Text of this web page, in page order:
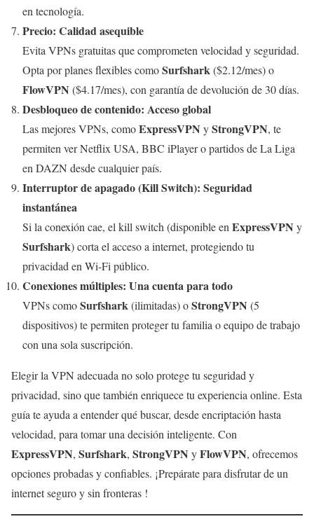
en tecnología.
Precio: Calidad asequible
Evita VPNs gratuitas que comprometen velocidad y seguridad.
Opta por planes flexibles comoSurfshark($2.12/mes) o
FlowVPN ($4.17/mes), con garantía de devolución de 30 días.
Desbloqueo de contenido: Acceso global
Las mejores VPNs, comoExpressVPN yStrongVPN, te
permiten ver Netflix USA, BBC iPlayer o partidos de La Liga
en DAZN desde cualquier país.
Interruptor de apagado (Kill Switch): Seguridad
instantánea
Si la conexión cae, el kill switch (disponible en ExpressVPN y
Surfshark) corta el acceso a internet, protegiendo tu
privacidad en Wi-Fi público.
Conexiones múltiples: Una cuenta para todo
VPNs comoSurfshark(ilimitadas) oStrongVPN (5
dispositivos) te permiten proteger tu familia o equipo de trabajo
con una sola suscripción.
Elegir la VPN adecuada no solo protege tu seguridad y
privacidad, sino que también enriquece tu experiencia online. Esta
guía te ayuda a entender qué buscar, desde encriptación hasta
velocidad, para tomar una decisión inteligente. Con
ExpressVPN, Surfshark, StrongVPN yFlowVPN, ofrecemos
opciones probadas y confiables. ¡Prepárate para disfrutar de un
internet seguro y sin fronteras !